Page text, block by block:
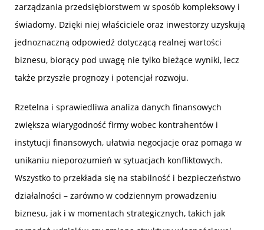
zarządzania przedsiębiorstwem w sposób kompleksowy i
świadomy. Dzięki niej właściciele oraz inwestorzy uzyskują
jednoznaczną odpowiedź dotyczącą realnej wartości
biznesu, biorący pod uwagę nie tylko bieżące wyniki, lecz
także przyszłe prognozy i potencjał rozwoju.
Rzetelna i sprawiedliwa analiza danych finansowych
zwiększa wiarygodność firmy wobec kontrahentów i
instytucji finansowych, ułatwia negocjacje oraz pomaga w
unikaniu nieporozumień w sytuacjach konfliktowych.
Wszystko to przekłada się na stabilność i bezpieczeństwo
działalności – zarówno w codziennym prowadzeniu
biznesu, jak i w momentach strategicznych, takich jak